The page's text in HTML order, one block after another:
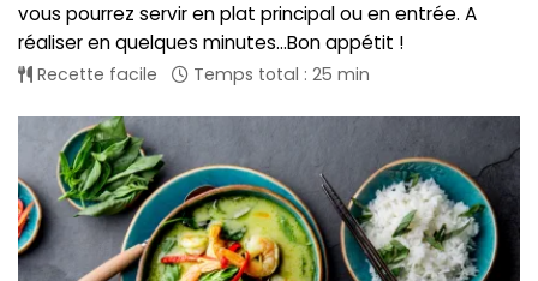
vous pourrez servir en plat principal ou en entrée. A
réaliser en quelques minutes...Bon appétit !
Recette facile Temps total : 25 min